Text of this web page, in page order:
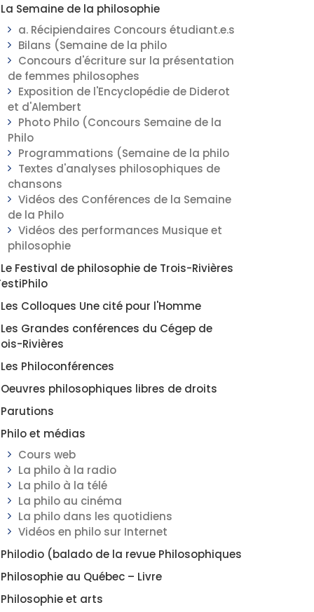
La Semaine de la philosophie
a. Récipiendaires Concours étudiant.e.s
Bilans (Semaine de la philo
Concours d'écriture sur la présentation
de femmes philosophes
Exposition de l'Encyclopédie de Diderot
et d'Alembert
Photo Philo (Concours Semaine de la
Philo
Programmations (Semaine de la philo
Textes d'analyses philosophiques de
chansons
Vidéos des Conférences de la Semaine
de la Philo
Vidéos des performances Musique et
philosophie
Le Festival de philosophie de Trois-Rivières
Les Colloques Une cité pour l'Homme
Les Grandes conférences du Cégep de
Rivières
Les Philoconférences
Oeuvres philosophiques libres de droits
Parutions
Philo et médias
Cours web
La philo à la radio
La philo à la télé
La philo au cinéma
La philo dans les quotidiens
Vidéos en philo sur Internet
Philodio (balado de la revue Philosophiques
Philosophie au Québec – Livre
Philosophie et arts